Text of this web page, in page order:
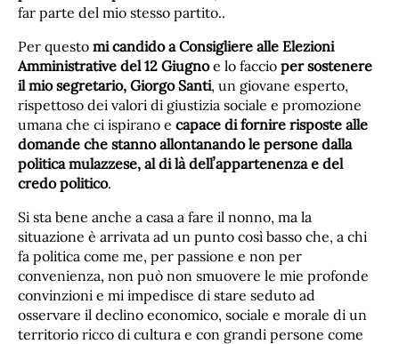
far parte del mio stesso partito..
Per questo mi candido a Consigliere alle Elezioni
Amministrative del 12 Giugnoe lo faccio per sostenere
il mio segretario, Giorgo Santi, un giovane esperto,
rispettoso dei valori di giustizia sociale e promozione
umana che ci ispirano e capace di fornire risposte alle
domande che stanno allontanando le persone dalla
politica mulazzese, al di là dellʼappartenenza e del
credo politico.
Si sta bene anche a casa a fare il nonno, ma la
situazione è arrivata ad un punto così basso che, a chi
fa politica come me, per passione e non per
convenienza, non può non smuovere le mie profonde
convinzioni e mi impedisce di stare seduto ad
osservare il declino economico, sociale e morale di un
territorio ricco di cultura e con grandi persone come